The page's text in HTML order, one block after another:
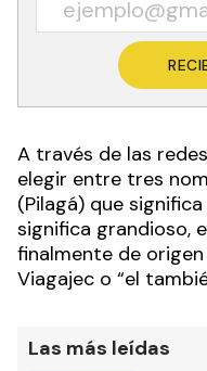
A través de las
elegir entre tres
(Pilagá) que
significa grandioso,
finalmente de
Viagajec o “el
Las más leídas